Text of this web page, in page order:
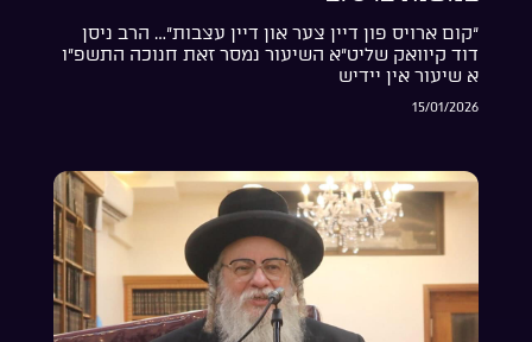
“קום ארויס פון דיין צער און דיין עצבות”… הרב ניסן
דוד קיוואק שליט”א השיעור נמסר זאת חנוכה התשפ”ו
א שיעור אין יידיש
15/01/2026